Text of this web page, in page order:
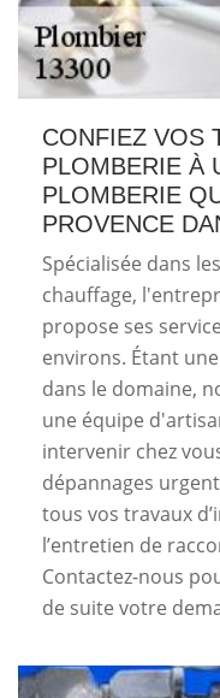
CONFIEZ VOS
PLOMBERIE À
PLOMBERIE
PROVENCE
Spécialisée dans
chauffage,
propose ses
environs. Étant
dans le domaine,
une équipe
intervenir chez
dépannages
tous vos travaux
l’entretien de
Contactez-nous
de suite votre